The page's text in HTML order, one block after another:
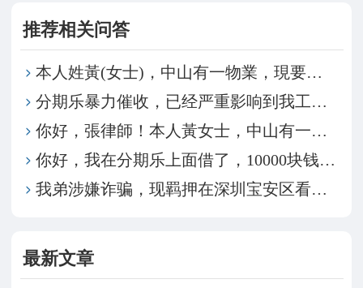
推荐相关问答
本人姓黃(女士)，中山有一物業，現要將物業轉讓給弟
分期乐暴力催收，已经严重影响到我工作和家人工作，原
你好，張律師！本人黃女士，中山有一物業，現要將物業
你好，我在分期乐上面借了，10000块钱，现在利息
我弟涉嫌诈骗，现羁押在深圳宝安区看守所，我们想请律
最新文章